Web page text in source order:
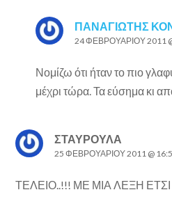
ΠΑΝΑΓΙΏΤΗΣ
24 ΦΕΒΡΟΥΑΡΊΟΥ 2011
Νομίζω ότι ήταν το πιο
μέχρι τώρα. Τα εύσημα κι
ΣΤΑΥΡΟΥΛΑ
25 ΦΕΒΡΟΥΑΡΊΟΥ 2011 @
ΤΕΛΕΙΟ..!!! ΜΕ ΜΙΑ ΛΕΞΗ